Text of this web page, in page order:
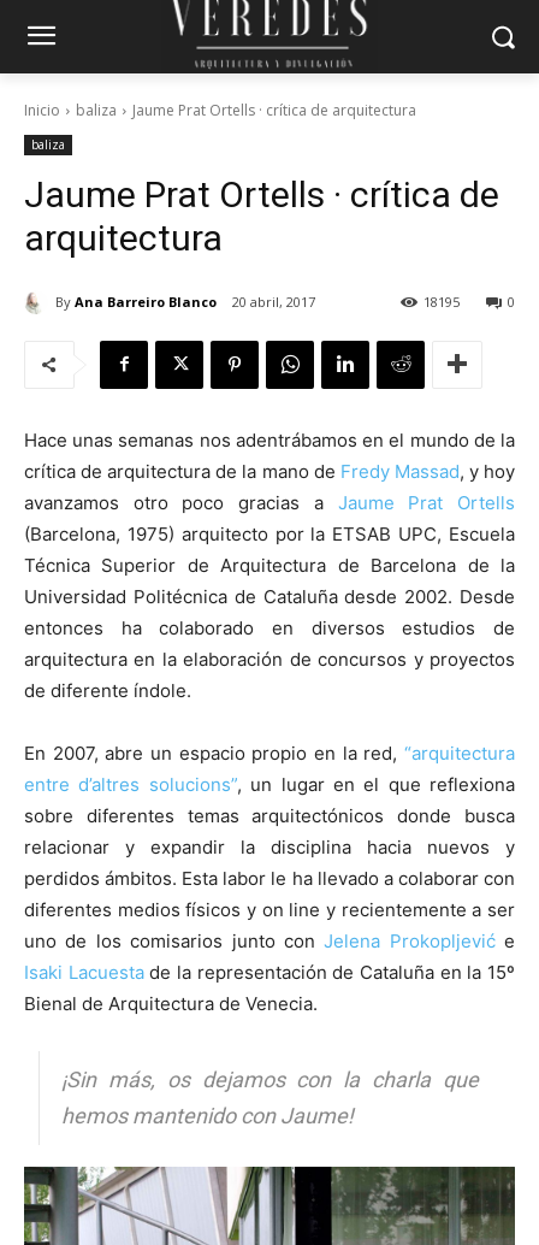
Inicio baliza Jaume Prat Ortells · crítica de arquitectura
baliza
Jaume Prat Ortells · crítica de
arquitectura
By Ana Barreiro Blanco 20 abril, 2017 0
18195
Hace unas semanas nos adentrábamos en el mundo de la
crítica de arquitectura de la mano de Fredy Massad, y hoy
avanzamos otro poco gracias a Jaume Prat Ortells
(Barcelona, 1975) arquitecto por la ETSAB UPC, Escuela
Técnica Superior de Arquitectura de Barcelona de la
Universidad Politécnica de Cataluña desde 2002. Desde
entonces ha colaborado en diversos estudios de
arquitectura en la elaboración de concursos y proyectos
de diferente índole.
En 2007, abre un espacio propio en la red, “arquitectura
entre d’altres solucions”, un lugar en el que reflexiona
sobre diferentes temas arquitectónicos donde busca
relacionar y expandir la disciplina hacia nuevos y
perdidos ámbitos. Esta labor le ha llevado a colaborar con
diferentes medios físicos y on line y recientemente a ser
uno de los comisarios junto conJelena Prokopljeviće
Isaki Lacuestade la representación de Cataluña en la 15º
Bienal de Arquitectura de Venecia.
¡Sin más, os dejamos con la charla que
hemos mantenido con Jaume!